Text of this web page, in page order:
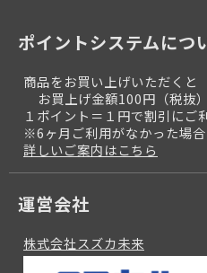
ポイントシステムにつ
商品をお買い上げいただくと
お買上げ金額100円（税抜
１ポイント＝１円で割引にご
※6ヶ月ご利用がなかった場合
詳しいご案内はこちら
運営会社
株式会社スズカ未来